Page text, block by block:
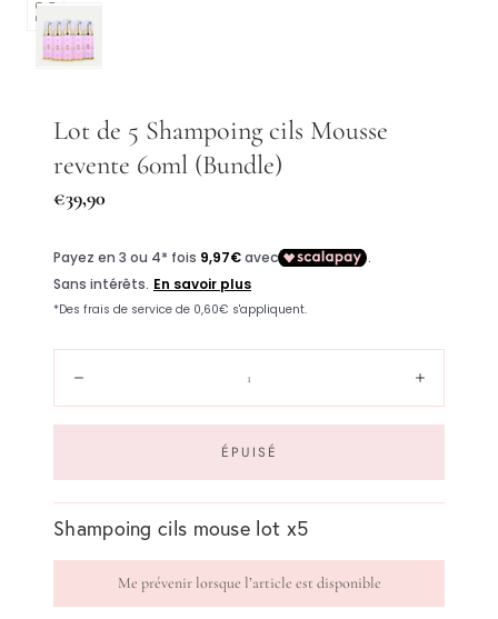
Ouvrir
les
dans
une
fenêtre
modale
Lot de 5 Shampoing cils Mousse
revente 60ml (Bundle)
Prix
€39,90
ÉPUISÉ
Shampoing cils mouse lot x5
Me prévenir lorsque l’article est disponible